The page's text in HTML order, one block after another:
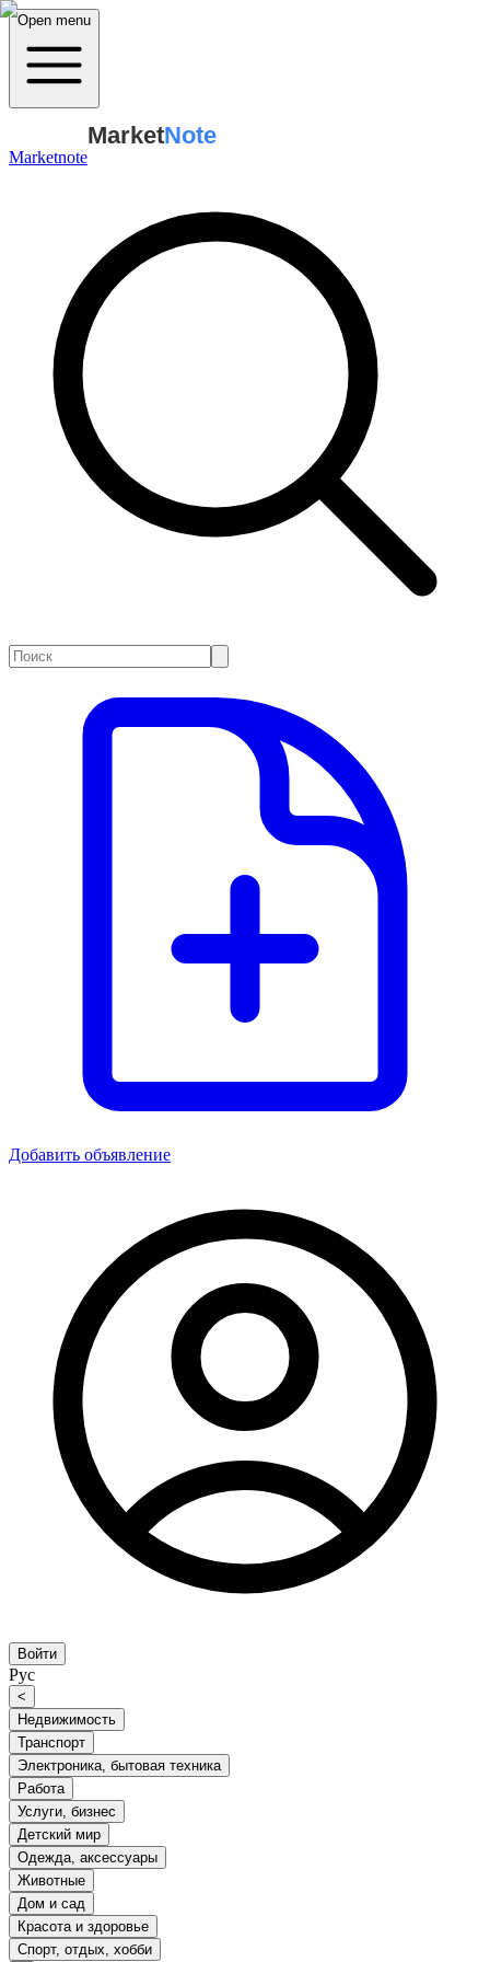
Open menu
Marketnote
MarketNote
Добавить объявление
Войти
Рус
<
Недвижимость
Транспорт
Электроника, бытовая техника
Работа
Услуги, бизнес
Детский мир
Одежда, аксессуары
Животные
Дом и сад
Красота и здоровье
Спорт, отдых, хобби